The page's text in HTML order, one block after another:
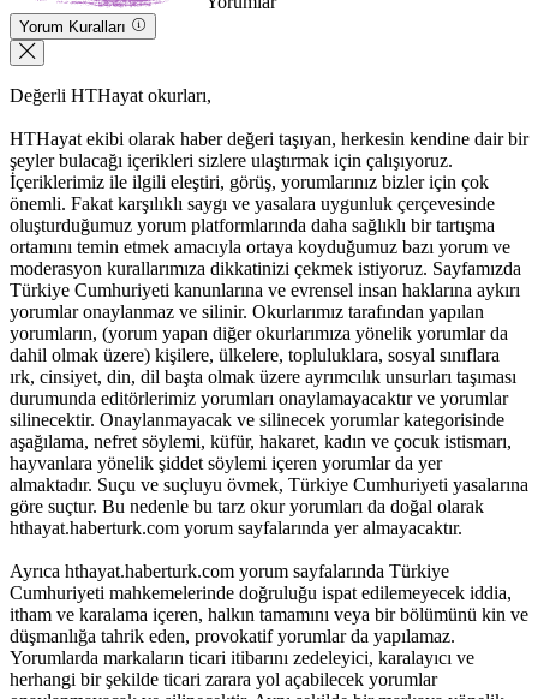
Yorum Kuralları
Değerli HTHayat okurları,
HTHayat ekibi olarak haber değeri taşıyan, herkesin kendine dair bir
şeyler bulacağı içerikleri sizlere ulaştırmak için çalışıyoruz.
İçeriklerimiz ile ilgili eleştiri, görüş, yorumlarınız bizler için çok
önemli. Fakat karşılıklı saygı ve yasalara uygunluk çerçevesinde
oluşturduğumuz yorum platformlarında daha sağlıklı bir tartışma
ortamını temin etmek amacıyla ortaya koyduğumuz bazı yorum ve
moderasyon kurallarımıza dikkatinizi çekmek istiyoruz. Sayfamızda
Türkiye Cumhuriyeti kanunlarına ve evrensel insan haklarına aykırı
yorumlar onaylanmaz ve silinir. Okurlarımız tarafından yapılan
yorumların, (yorum yapan diğer okurlarımıza yönelik yorumlar da
dahil olmak üzere) kişilere, ülkelere, topluluklara, sosyal sınıflara
ırk, cinsiyet, din, dil başta olmak üzere ayrımcılık unsurları taşıması
durumunda editörlerimiz yorumları onaylamayacaktır ve yorumlar
silinecektir. Onaylanmayacak ve silinecek yorumlar kategorisinde
aşağılama, nefret söylemi, küfür, hakaret, kadın ve çocuk istismarı,
hayvanlara yönelik şiddet söylemi içeren yorumlar da yer
almaktadır. Suçu ve suçluyu övmek, Türkiye Cumhuriyeti yasalarına
göre suçtur. Bu nedenle bu tarz okur yorumları da doğal olarak
hthayat.haberturk.com yorum sayfalarında yer almayacaktır.
Ayrıca hthayat.haberturk.com yorum sayfalarında Türkiye
Cumhuriyeti mahkemelerinde doğruluğu ispat edilemeyecek iddia,
itham ve karalama içeren, halkın tamamını veya bir bölümünü kin ve
düşmanlığa tahrik eden, provokatif yorumlar da yapılamaz.
Yorumlarda markaların ticari itibarını zedeleyici, karalayıcı ve
herhangi bir şekilde ticari zarara yol açabilecek yorumlar